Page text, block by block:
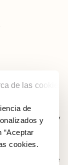
de las cookies
de
y
“Aceptar
cookies.
y Claudia,
pero con
es hija de
es celebrar
padres, que